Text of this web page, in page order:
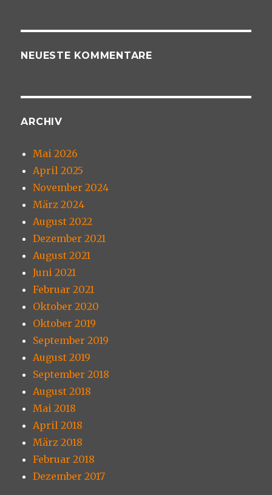
NEUESTE KOMMENTARE
ARCHIV
Mai 2026
April 2025
November 2024
März 2024
August 2022
Dezember 2021
August 2021
Juni 2021
Februar 2021
Oktober 2020
Oktober 2019
September 2019
August 2019
September 2018
August 2018
Mai 2018
April 2018
März 2018
Februar 2018
Dezember 2017